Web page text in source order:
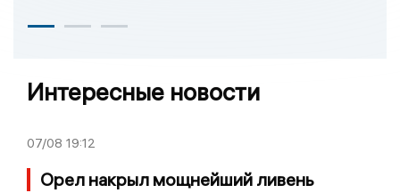
Интересные новости
07/08 19:12
Орел накрыл мощнейший ливень